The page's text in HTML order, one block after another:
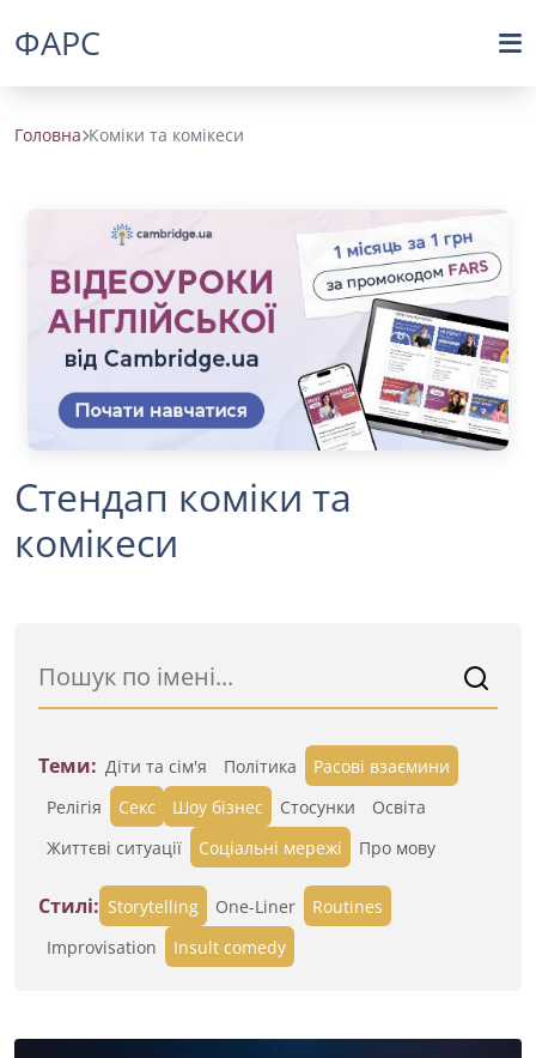
ФАРС
Головна Коміки та комікеси
Стендап коміки та
комікеси
Теми: Діти та сім'я Політика
Расові взаємини
Релігія
Секс Шоу бізнес Стосунки
Освіта
Життєві ситуації
Cоціальні мережі Про мову
Стилі: Storytelling One-Liner
Routines
Improvisation
Insult comedy